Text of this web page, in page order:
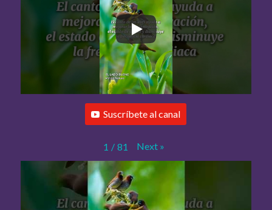
Suscríbete al canal
1 / 81 Next »